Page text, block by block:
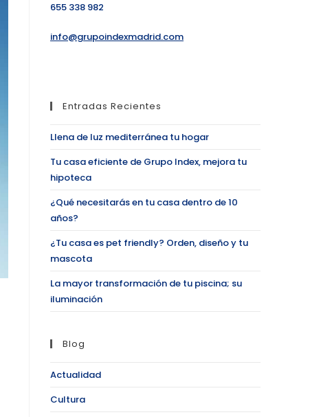
655 338 982
info@grupoindexmadrid.com
Entradas Recientes
Llena de luz mediterránea tu hogar
Tu casa eficiente de Grupo Index, mejora tu
hipoteca
¿Qué necesitarás en tu casa dentro de 10
años?
¿Tu casa es pet friendly? Orden, diseño y tu
mascota
La mayor transformación de tu piscina; su
iluminación
Blog
Actualidad
Cultura